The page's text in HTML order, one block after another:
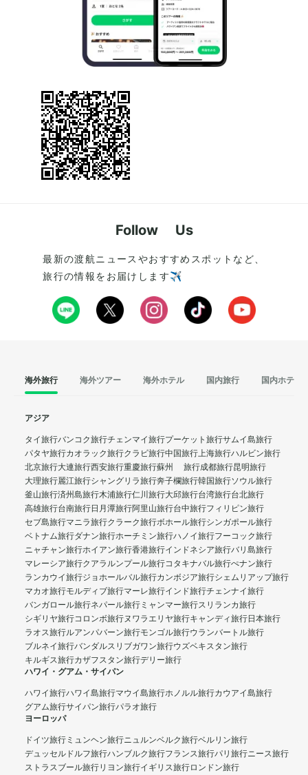
Follow Us
最新の渡航ニュースやおすすめスポットなど、
旅行の情報をお届けします✈️
海外旅行 海外ツアー 海外ホテル 国内旅行 国内ホテル
アジア
タイ旅行バンコク旅行チェンマイ旅行プーケット旅行サムイ島旅行
パタヤ旅行カオラック旅行クラビ旅行中国旅行上海旅行ハルビン旅行
北京旅行大連旅行西安旅行重慶旅行蘇州 旅行成都旅行昆明旅行
大理旅行麗江旅行シャングリラ旅行奔子欄旅行韓国旅行ソウル旅行
釜山旅行済州島旅行木浦旅行仁川旅行大邱旅行台湾旅行台北旅行
高雄旅行台南旅行日月潭旅行阿里山旅行台中旅行フィリピン旅行
セブ島旅行マニラ旅行クラーク旅行ボホール旅行シンガポール旅行
ベトナム旅行ダナン旅行ホーチミン旅行ハノイ旅行フーコック旅行
ニャチャン旅行ホイアン旅行香港旅行インドネシア旅行バリ島旅行
マレーシア旅行クアラルンプール旅行コタキナバル旅行ぺナン旅行
ランカウイ旅行ジョホールバル旅行カンボジア旅行シェムリアップ旅行
マカオ旅行モルディブ旅行マーレ旅行インド旅行チェンナイ旅行
バンガロール旅行ネパール旅行 ミャンマー旅行スリランカ旅行
シギリヤ旅行コロンボ旅行ヌワラエリヤ旅行キャンディ旅行日本旅行
ラオス旅行ルアンパバーン旅行モンゴル旅行ウランバートル旅行
ブルネイ旅行バンダルスリブガワン旅行ウズベキスタン旅行
キルギス旅行カザフスタン旅行デリー旅行
ハワイ・グアム・サイパン
ハワイ旅行ハワイ島旅行マウイ島旅行ホノルル旅行カウアイ島旅行
グアム旅行サイパン旅行パラオ旅行
ヨーロッパ
ドイツ旅行 ミュンヘン旅行ニュルンベルク旅行ベルリン旅行
デュッセルドルフ旅行ハンブルク旅行フランス旅行パリ旅行ニース旅行
ストラスブール旅行リヨン旅行イギリス旅行ロンドン旅行